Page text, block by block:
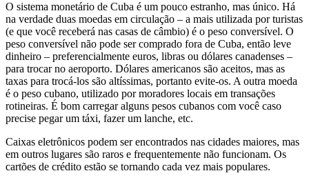
O sistema monetário de Cuba é um pouco estranho, mas único. Há
na verdade duas moedas em circulação – a mais utilizada por turistas
(e que você receberá nas casas de câmbio) é o peso conversível. O
peso conversível não pode ser comprado fora de Cuba, então leve
dinheiro – preferencialmente euros, libras ou dólares canadenses –
para trocar no aeroporto. Dólares americanos são aceitos, mas as
taxas para trocá-los são altíssimas, portanto evite-os. A outra moeda
é o peso cubano, utilizado por moradores locais em transações
rotineiras. É bom carregar alguns pesos cubanos com você caso
precise pegar um táxi, fazer um lanche, etc.
Caixas eletrônicos podem ser encontrados nas cidades maiores, mas
em outros lugares são raros e frequentemente não funcionam. Os
cartões de crédito estão se tornando cada vez mais populares.